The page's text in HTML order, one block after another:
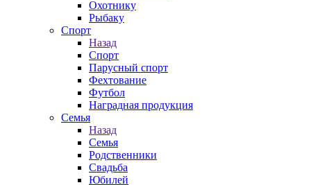
Охотнику
Рыбаку
Спорт
Назад
Спорт
Парусный спорт
Фехтование
Футбол
Наградная продукция
Семья
Назад
Семья
Родственники
Свадьба
Юбилей